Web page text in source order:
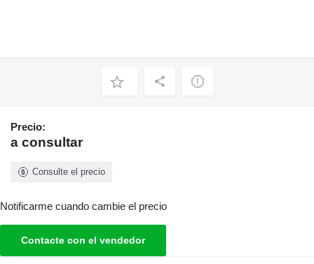
Precio:
a consultar
Consulte el precio
Notificarme cuando cambie el precio
Contacte con el vendedor